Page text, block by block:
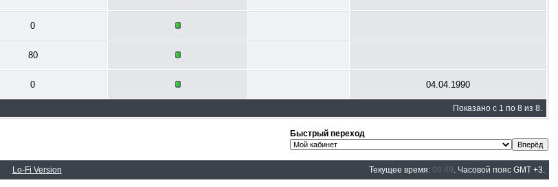
0
80
0 04.04.1990
Показано с 1 по 8 из 8.
Быстрый переход
Lo-Fi Version Текущее время: 08:49. Часовой пояс GMT +3.